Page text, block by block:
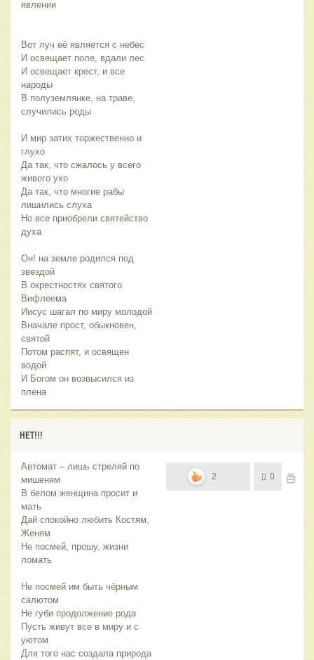
явлении
Вот луч её является с небес
И освещает поле, вдали лес
И освещает крест, и все
народы
В полуземлянке, на траве,
случились роды
И мир затих торжественно и
глухо
Да так, что сжалось у всего
живого ухо
Да так, что многие рабы
лишились слуха
Но все приобрели святейство
духа
Он! на земле родился под
звездой
В окрестностях святого
Вифлеема
Иисус шагал по миру молодой
Вначале прост, обыкновен,
святой
Потом распят, и освящен
водой
И Богом он возвысился из
плена
НЕТ!!!
Автомат – лишь стреляй по
мишеням
В белом женщина просит и
мать
Дай спокойно любить Костям,
Женям
Не посмей, прошу, жизни
ломать
Не посмей им быть чёрным
салютом
Не губи продолжение рода
Пусть живут все в миру и с
уютом
Для того нас создала природа
2 0